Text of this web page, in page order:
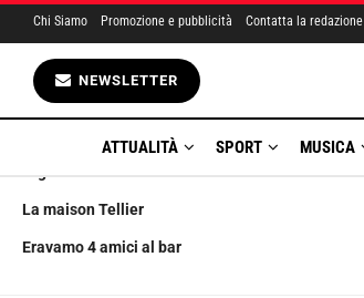
Gli ultimi articoli
Stranamente auguri
La dottoressa Giò torna in ospedale
La maison Tellier
Eravamo 4 amici al bar
Chi Siamo Promozione e pubblicità Contatta la redazione
NEWSLETTER
ATTUALITÀ SPORT MUSICA